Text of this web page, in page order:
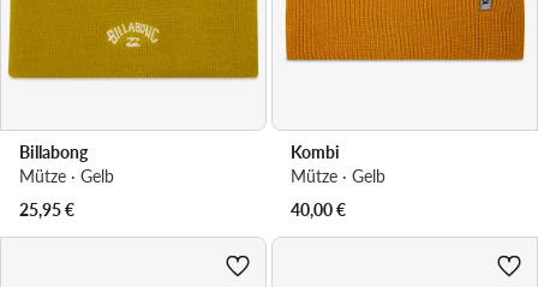
Billabong
Mütze · Gelb
25,95€
Kombi
Mütze · Gelb
40,00€